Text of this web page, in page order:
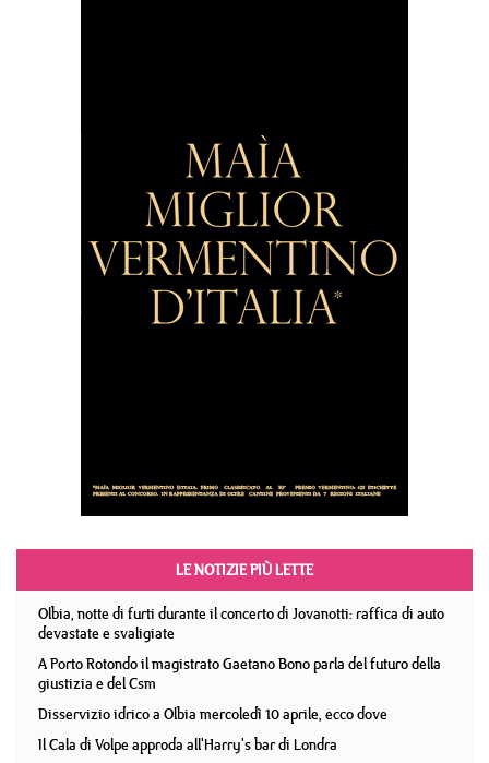
LE NOTIZIE PIÙ LETTE
Olbia, notte di furti durante il concerto di Jovanotti: raffica di auto
devastate e svaligiate
A Porto Rotondo il magistrato Gaetano Bono parla del futuro della
giustizia e del Csm
Disservizio idrico a Olbia mercoledì 10 aprile, ecco dove
Il Cala di Volpe approda all'Harry's bar di Londra